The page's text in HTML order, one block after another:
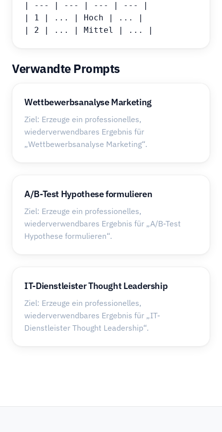
| --- | --- | --- | --- |
| 1 | ... | Hoch | ... |
| 2 | ... | Mittel | ... |
Verwandte Prompts
Wettbewerbsanalyse Marketing
Ziel: Erzeuge ein professionelles,
wiederverwendbares Ergebnis für
„Wettbewerbsanalyse Marketing“.
A/B-Test Hypothese formulieren
Ziel: Erzeuge ein professionelles,
wiederverwendbares Ergebnis für „A/B-Test
Hypothese formulieren“.
IT-Dienstleister Thought Leadership
Ziel: Erzeuge ein professionelles,
wiederverwendbares Ergebnis für „IT-
Dienstleister Thought Leadership“.